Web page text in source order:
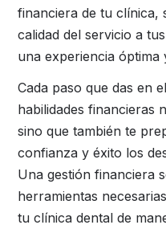
financiera de tu clínica,
calidad del servicio a
una experiencia óptima
Cada paso que das en
habilidades financieras
sino que también te
confianza y éxito los
Una gestión financiera
herramientas
tu clínica dental de